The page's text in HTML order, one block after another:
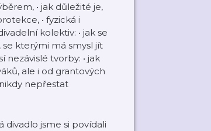
• jak důležité je,
• fyzická i
kolektiv: • jak se
se kterými má smysl jít
nezávislé tvorby: • jak
ale i od grantových
nepřestat
jsme si povídali